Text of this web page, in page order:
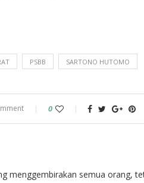
PSBB SARTONO HUTOMO
0
menggembirakan semua orang,